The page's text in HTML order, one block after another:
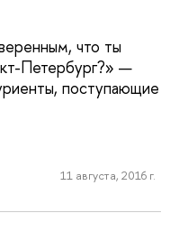
что ты
Петербург?» —
поступающие
11 августа, 2016 г.